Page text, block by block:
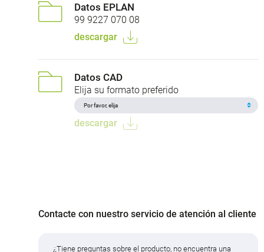
Datos EPLAN
99 9227 070 08
descargar
Datos CAD
Elija su formato preferido
descargar
Contacte con nuestro servicio de atención al cliente
¿Tiene preguntas sobre el producto, no encuentra una